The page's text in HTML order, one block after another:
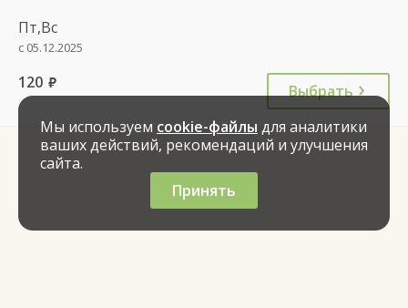
Пт,Вс
с 05.12.2025
120 руб.
Выбрать
Мы используем cookie-файлы для аналитики
ваших действий, рекомендаций и улучшения
сайта.
Принять